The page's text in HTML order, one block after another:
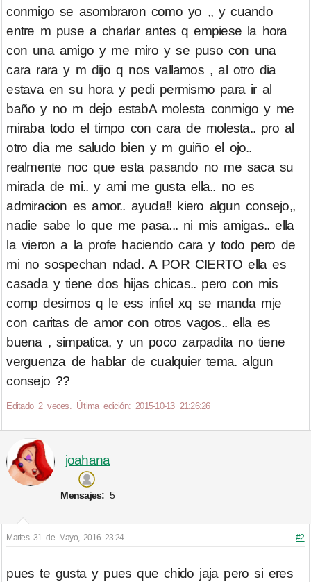
conmigo se asombraron como yo ,, y cuando
entre m puse a charlar antes q empiese la hora
con una amigo y me miro y se puso con una
cara rara y m dijo q nos vallamos , al otro dia
estava en su hora y pedi permismo para ir al
baño y no m dejo estabA molesta conmigo y me
miraba todo el timpo con cara de molesta.. pro al
otro dia me saludo bien y m guiño el ojo..
realmente noc que esta pasando no me saca su
mirada de mi.. y ami me gusta ella.. no es
admiracion es amor.. ayuda!! kiero algun consejo,,
nadie sabe lo que me pasa... ni mis amigas.. ella
la vieron a la profe haciendo cara y todo pero de
mi no sospechan ndad. A POR CIERTO ella es
casada y tiene dos hijas chicas.. pero con mis
comp desimos q le ess infiel xq se manda mje
con caritas de amor con otros vagos.. ella es
buena , simpatica, y un poco zarpadita no tiene
verguenza de hablar de cualquier tema. algun
consejo ??
Editado 2 veces. Última edición: 2015-10-13 21:26:26
joahana
Mensajes: 5
Martes 31 de Mayo, 2016 23:24 #2
pues te gusta y pues que chido jaja pero si eres